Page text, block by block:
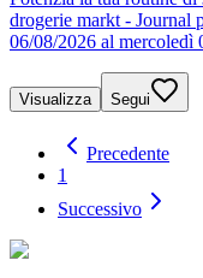
drogerie markt - Journal
06/08/2026 al mercoledì
Visualizza Segui
Precedente
1
Successivo